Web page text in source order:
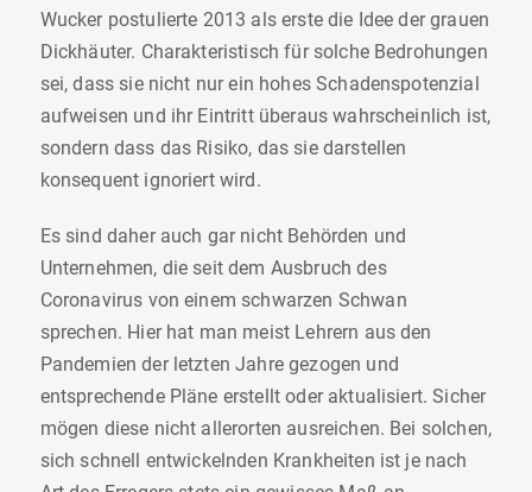
Wucker postulierte 2013 als erste die Idee der grauen
Dickhäuter. Charakteristisch für solche Bedrohungen
sei, dass sie nicht nur ein hohes Schadenspotenzial
aufweisen und ihr Eintritt überaus wahrscheinlich ist,
sondern dass das Risiko, das sie darstellen
konsequent ignoriert wird.
Es sind daher auch gar nicht Behörden und
Unternehmen, die seit dem Ausbruch des
Coronavirus von einem schwarzen Schwan
sprechen. Hier hat man meist Lehrern aus den
Pandemien der letzten Jahre gezogen und
entsprechende Pläne erstellt oder aktualisiert. Sicher
mögen diese nicht allerorten ausreichen. Bei solchen,
sich schnell entwickelnden Krankheiten ist je nach